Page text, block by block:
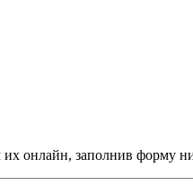
их онлайн, заполнив форму